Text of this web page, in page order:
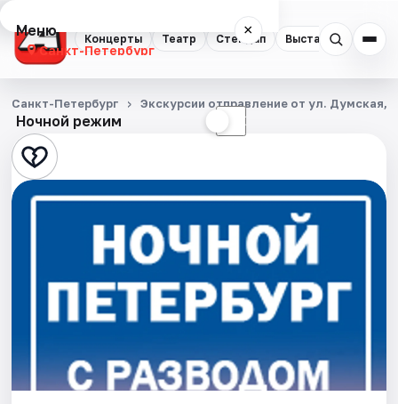
Концерты Театр Стендап Выставки
Меню ×
Санкт-Петербург
Концерты
Театр
Стендап
События
Ночной режим ☾
Санкт-Петербург Экскурсии отправление от ул. Думская,